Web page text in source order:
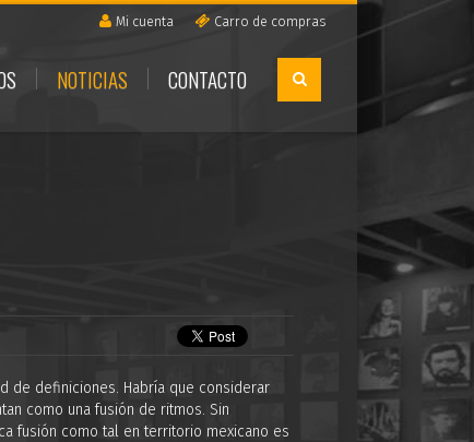
Mi cuenta Carro de compras
NOTICIAS CONTACTO
de definiciones. Habría que considerar
como una fusión de ritmos. Sin
fusión como tal en territorio mexicano es